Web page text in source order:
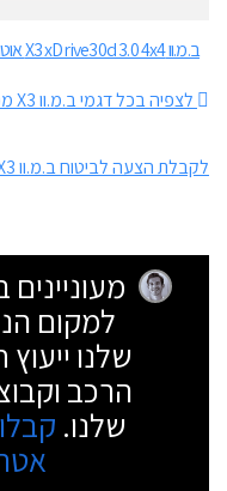
ב.מ.וו X3 xDrive30d 3.0 4x4 אוטומט
לצפיה בכל דגמי ב.מ.וו X3 מכל השנים
לקבלת הצעה לביטוח ב.מ.וו X3
למקום
שלנו
הרכב
שלנו.